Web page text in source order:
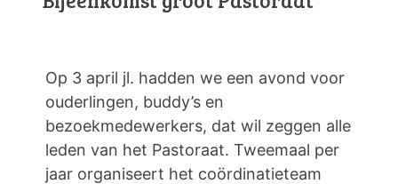
Op 3 april jl. hadden we een avond voor
ouderlingen, buddy’s en
bezoekmedewerkers, dat wil zeggen alle
leden van het Pastoraat. Tweemaal per
jaar organiseert het coördinatieteam